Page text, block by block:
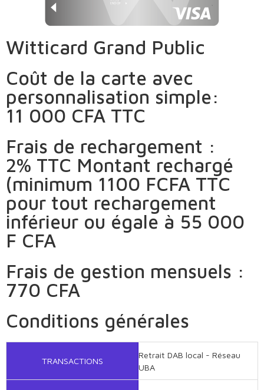
Witticard Grand Public
Coût de la carte avec
personnalisation simple:
11 000 CFA TTC
Frais de rechargement :
2% TTC Montant rechargé
(minimum 1100 FCFA TTC
pour tout rechargement
inférieur ou égale à 55 000
F CFA
Frais de gestion mensuels :
770 CFA
Conditions générales
TRANSACTIONS
Retrait DAB local - Réseau
UBA